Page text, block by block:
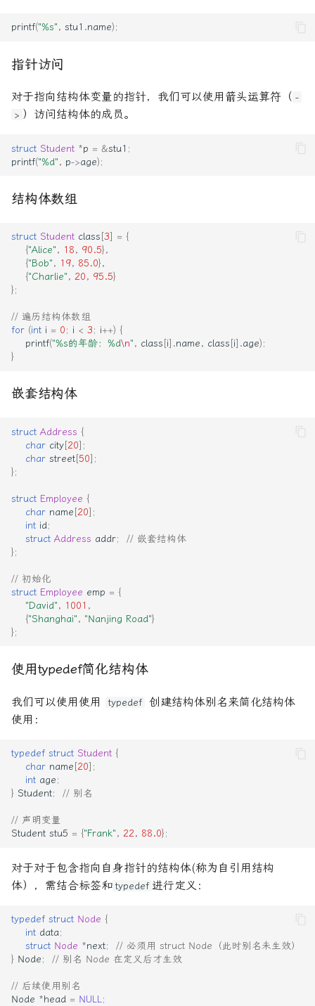
printf("%s", stu1 .name);
指针访问
对于指向结构体变量的指针，我们可以使用箭头运算符（ -
> ）访问结构体的成员。
struct Student *p = &stu1 ;
printf("%d", p->age);
结构体数组
struct Student class [3] = {
{"Alice", 18, 90.5},
{"Bob", 19, 85.0},
{"Charlie", 20, 95.5}
};
// 遍历结构体数组
for (int i = 0; i < 3; i++) {
printf("%s的年龄：%d\n", class [i].name, class [i].age);
}
嵌套结构体
struct Address {
char city[20];
char street[50];
};
struct Employee {
char name[20];
int id;
struct Address addr;
// 嵌套结构体
};
// 初始化
struct Employee emp = {
"David", 1001 ,
{"Shanghai", "Nanjing Road"}
};
使用typedef简化结构体
我们可以使用使用 typedef
创建结构体别名来简化结构体
使用：
typedef struct Student {
char name [20];
int age;
} Student; // 别名
// 声明变量
Student stu5 = {"Frank", 22, 88.0};
对于对于包含指向自身指针的结构体(称为自引用结构
体），需结合标签和 typedef 进行定义：
typedef struct Node {
int data;
struct Node *next;
// 必须用 struct Node（此时别名未生效）
} Node; // 别名 Node 在定义后才生效
// 后续使用别名
Node *head = NULL ;